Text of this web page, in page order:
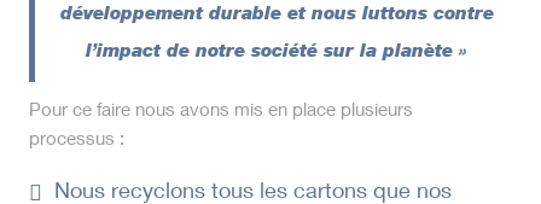
développement durable et nous luttons contre
l’impact de notre société sur la planète »
Pour ce faire nous avons mis en place plusieurs
processus :
Nous recyclons tous les cartons que nos